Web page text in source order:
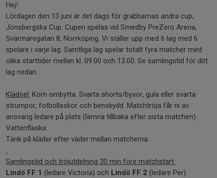
Hej!
Lördagen den 13 juni är det dags för grabbarnas andra cup,
Jönsbergska Cup. Cupen spelas vid Smedby PreZero Arena,
Svärmaregatan 8, Norrköping. Vi ställer upp med 6 lag med 6
spelare i varje lag. Samtliga lag spelar totalt fyra matcher med
olika starttider mellan kl. 09.00 och 13.00. Se samlingstid för ditt
lag nedan.
Klädsel: Kom ombytta. Svarta shorts/byxor, gula eller svarta
strumpor, fotbollsskor och benskydd. Matchtröja får ni av
ansvarig ledare på plats (lämna tillbaka efter sista matchen).
Vattenflaska.
Tänk på kläder efter väder mellan matcherna.
Samlingstid och tröjutdelning 30 min före matchstart:
Lindö FF 1 (ledare Victoria) och Lindö FF 2 (ledare Per)